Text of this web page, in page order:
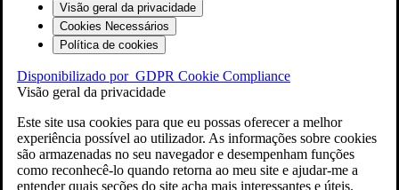
Visão geral da privacidade
Cookies Necessários
Política de cookies
Disponibilizado por GDPR Cookie Compliance
Visão geral da privacidade
Este site usa cookies para que eu possas oferecer a melhor
experiência possível ao utilizador. As informações sobre cookies
são armazenadas no seu navegador e desempenham funções
como reconhecê-lo quando retorna ao meu site e ajudar-me a
entender quais seções do site acha mais interessantes e úteis.